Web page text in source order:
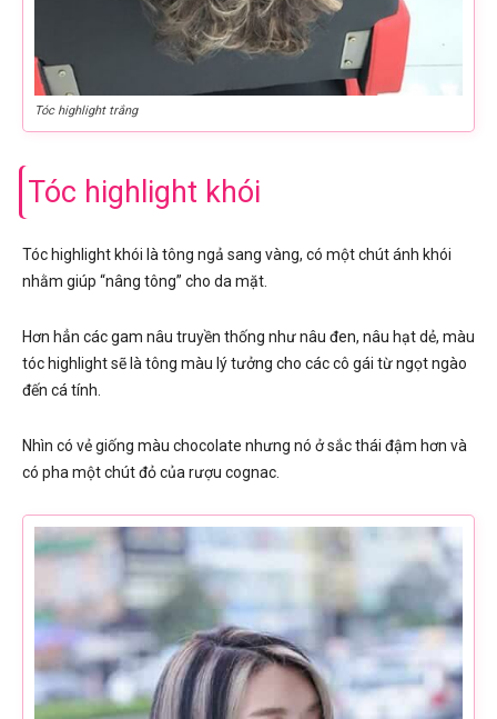
Tóc highlight trắng
Tóc highlight khói
Tóc highlight khói là tông ngả sang vàng, có một chút ánh khói
nhằm giúp “nâng tông” cho da mặt.
Hơn hẳn các gam nâu truyền thống như nâu đen, nâu hạt dẻ, màu
tóc highlight sẽ là tông màu lý tưởng cho các cô gái từ ngọt ngào
đến cá tính.
Nhìn có vẻ giống màu chocolate nhưng nó ở sắc thái đậm hơn và
có pha một chút đỏ của rượu cognac.